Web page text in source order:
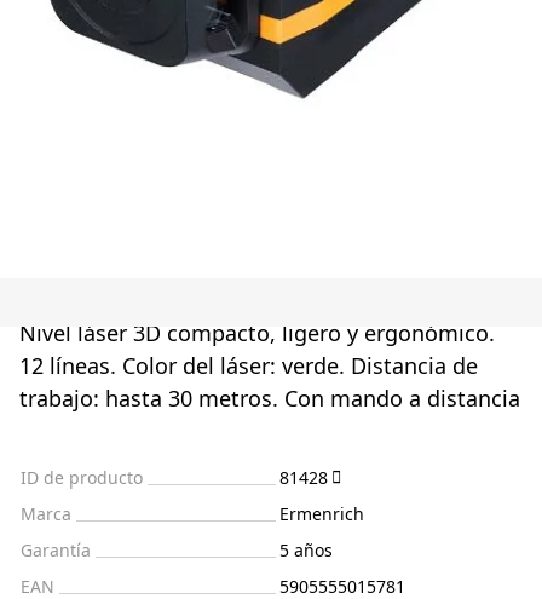
Nivel láser 3D compacto, ligero y ergonómico.
12 líneas. Color del láser: verde. Distancia de
trabajo: hasta 30 metros. Con mando a distancia
ID de producto
81428
Marca
Ermenrich
Garantía
5 años
EAN
5905555015781